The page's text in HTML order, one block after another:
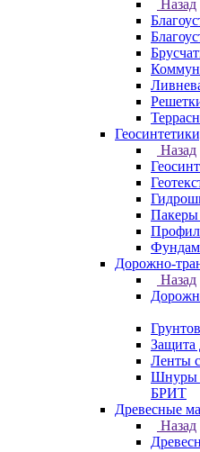
Назад
Назад
Дорожно-
Назад
Защита
Ленты
Шнуры
БРИТ
Древесные
Назад